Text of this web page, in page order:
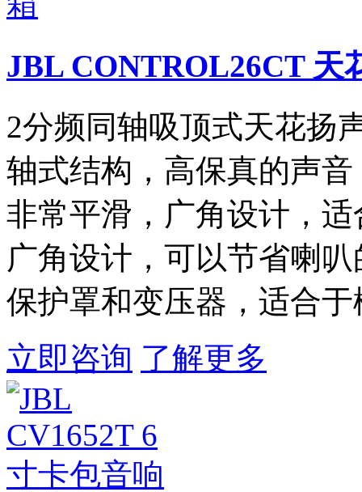
JBL CONTROL26CT 天
2分频同轴吸顶式天花扬
轴式结构，高保真的声
非常平滑，广角设计，
广角设计，可以节省喇
保护罩和变压器，适合
立即咨询 了解更多